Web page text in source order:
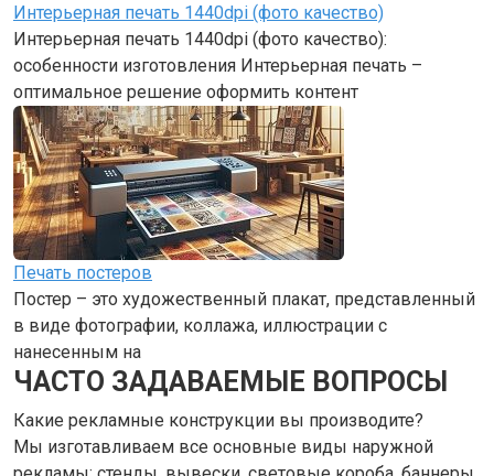
Интерьерная печать 1440dpi (фото качество)
Интерьерная печать 1440dpi (фото качество):
особенности изготовления Интерьерная печать –
оптимальное решение оформить контент
Печать постеров
Постер – это художественный плакат, представленный
в виде фотографии, коллажа, иллюстрации с
нанесенным на
ЧАСТО ЗАДАВАЕМЫЕ ВОПРОСЫ
Какие рекламные конструкции вы производите?
Мы изготавливаем все основные виды наружной